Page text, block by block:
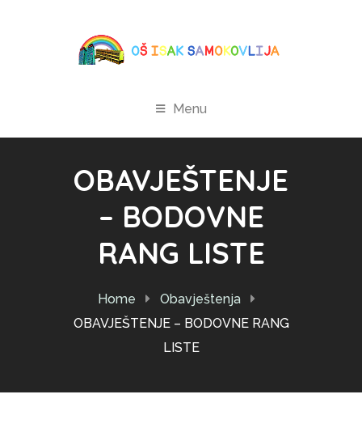
Menu
OBAVJEŠTENJE
– BODOVNE
RANG LISTE
Home
Obavještenja
OBAVJEŠTENJE – BODOVNE RANG
LISTE